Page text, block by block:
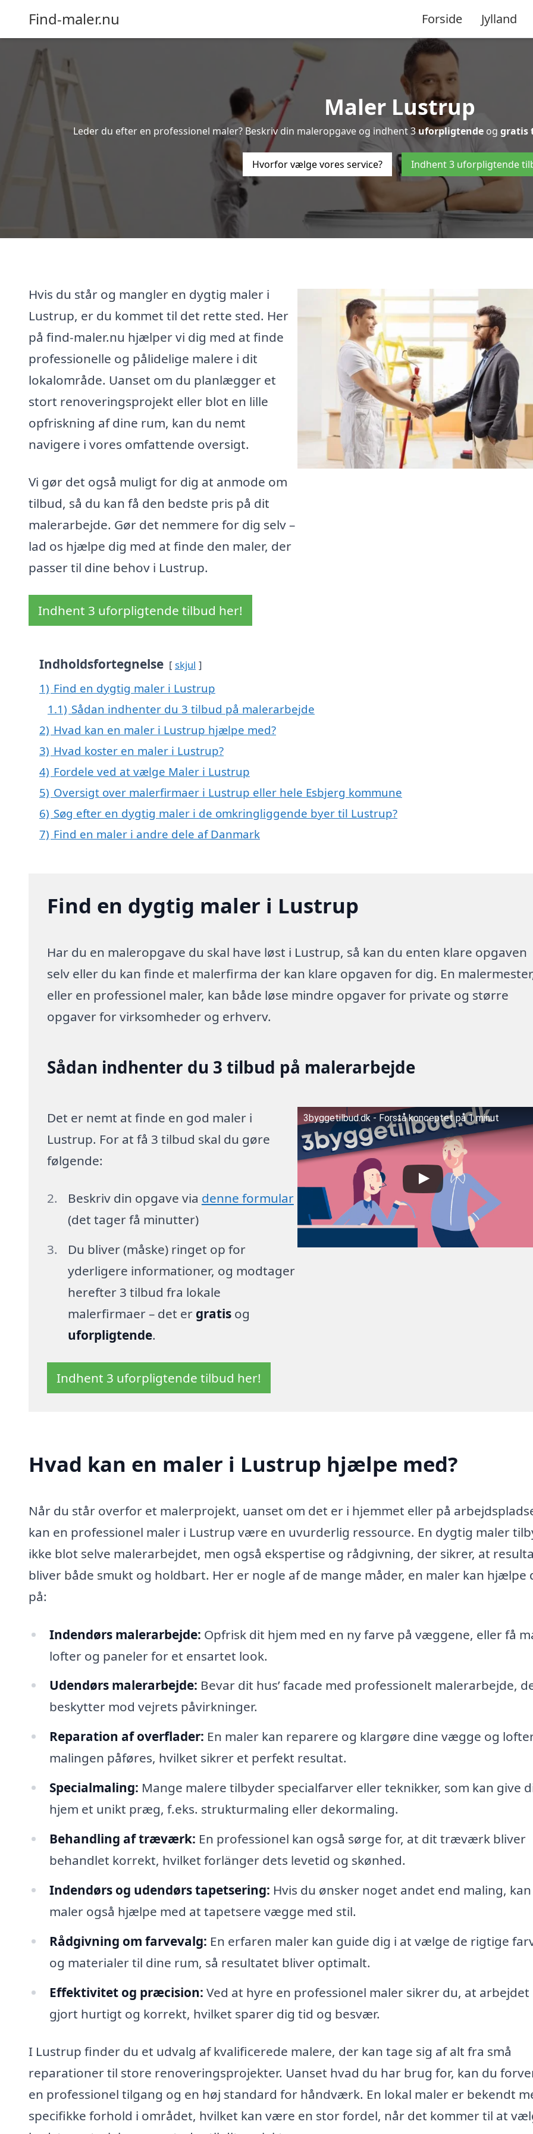
Find-maler.nu Forside Jylland
Maler Lustrup
Leder du efter en professionel maler? Beskriv din maleropgave og indhent 3uforpligtendeog gratis
Hvorfor vælge vores service? Indhent 3 uforpligtende
Hvis du står og mangler en dygtig maler i
Lustrup, er du kommet til det rette sted. Her
på find-maler.nu hjælper vi dig med at finde
professionelle og pålidelige malere i dit
lokalområde. Uanset om du planlægger et
stort renoveringsprojekt eller blot en lille
opfriskning af dine rum, kan du nemt
navigere i vores omfattende oversigt.
Vi gør det også muligt for dig at anmode om
tilbud, så du kan få den bedste pris på dit
malerarbejde. Gør det nemmere for dig selv –
lad os hjælpe dig med at finde den maler, der
passer til dine behov i Lustrup.
Indhent 3 uforpligtende tilbud her!
Indholdsfortegnelse skjul
1) Find en dygtig maler i Lustrup
1.1) Sådan indhenter du 3 tilbud på malerarbejde
2) Hvad kan en maler i Lustrup hjælpe med?
3) Hvad koster en maler i Lustrup?
4) Fordele ved at vælge Maler i Lustrup
5) Oversigt over malerfirmaer i Lustrup eller hele Esbjerg kommune
6) Søg efter en dygtig maler i de omkringliggende byer til Lustrup?
7) Find en maler i andre dele af Danmark
Find en dygtig maler i Lustrup
Har du en maleropgave du skal have løst i Lustrup, så kan du enten klare opgaven
selv eller du kan finde et malerfirma der kan klare opgaven for dig. En
eller en professionel maler, kan både løse mindre opgaver for private og større
opgaver for virksomheder og erhverv.
Sådan indhenter du 3 tilbud på malerarbejde
Det er nemt at finde en god maler i
Lustrup. For at få 3 tilbud skal du gøre
følgende:
Beskriv din opgave via denne formular
(det tager få minutter)
Du bliver (måske) ringet op for
yderligere informationer, og modtager
herefter 3 tilbud fra lokale
malerfirmaer – det er gratisog
uforpligtende.
3byggetilbud.dk - Forstå konceptet på 1 minut
Indhent 3 uforpligtende tilbud her!
Hvad kan en maler i Lustrup hjælpe med?
Når du står overfor et malerprojekt, uanset om det er i hjemmet eller på
kan en professionel maler i Lustrup være en uvurderlig ressource. En dygtig maler
ikke blot selve malerarbejdet, men også ekspertise og rådgivning, der sikrer, at
bliver både smukt og holdbart. Her er nogle af de mange måder, en maler kan hjælpe
på:
Indendørs malerarbejde: Opfrisk dit hjem med en ny farve på væggene, eller få
lofter og paneler for et ensartet look.
Udendørs malerarbejde: Bevar dit hus’ facade med professionelt malerarbejde,
beskytter mod vejrets påvirkninger.
Reparation af overflader: En maler kan reparere og klargøre dine vægge og
malingen påføres, hvilket sikrer et perfekt resultat.
Specialmaling: Mange malere tilbyder specialfarver eller teknikker, som kan give
hjem et unikt præg, f.eks. strukturmaling eller dekormaling.
Behandling af træværk: En professionel kan også sørge for, at dit træværk bliver
behandlet korrekt, hvilket forlänger dets levetid og skønhed.
Indendørs og udendørs tapetsering: Hvis du ønsker noget andet end maling,
maler også hjælpe med at tapetsere vægge med stil.
Rådgivning om farvevalg: En erfaren maler kan guide dig i at vælge de rigtige
og materialer til dine rum, så resultatet bliver optimalt.
Effektivitet og præcision: Ved at hyre en professionel maler sikrer du, at
gjort hurtigt og korrekt, hvilket sparer dig tid og besvær.
I Lustrup finder du et udvalg af kvalificerede malere, der kan tage sig af alt fra små
reparationer til store renoveringsprojekter. Uanset hvad du har brug for, kan du
en professionel tilgang og en høj standard for håndværk. En lokal maler er bekendt
specifikke forhold i området, hvilket kan være en stor fordel, når det kommer til at